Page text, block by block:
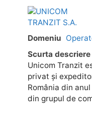
Domeniu
Scurta descriere
Unicom Tranzit
privat și
România din
din grupul de